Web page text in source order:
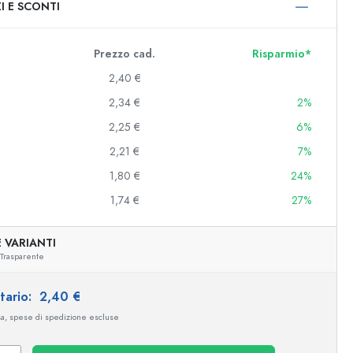
ml
ml
decorate
E SCONTI
Prezzo cad.
Risparmio*
2,40 €
2,34 €
2%
2,25 €
6%
2,21 €
7%
1,80 €
24%
1,74 € 27%
VARIANTI
Trasparente
2,40 €
spese di spedizione escluse